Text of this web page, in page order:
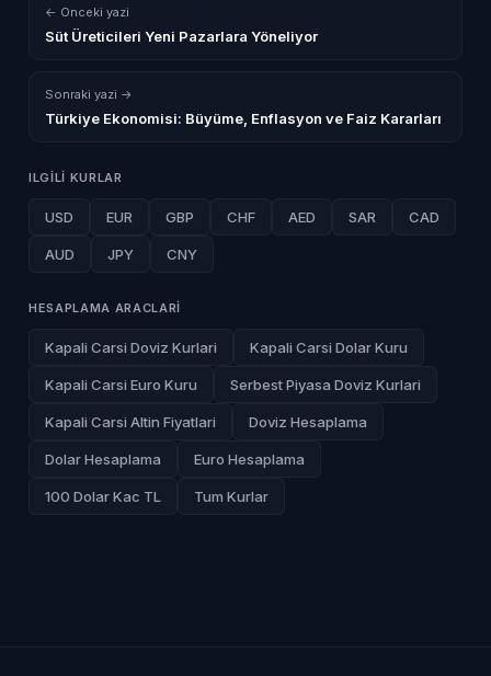
← Onceki yazi
Süt Üreticileri Yeni Pazarlara Yöneliyor
Sonraki yazi →
Türkiye Ekonomisi: Büyüme, Enflasyon ve Faiz Kararları
ILGILI KURLAR
USD EUR GBP CHF AED SAR CAD
AUD JPY CNY
HESAPLAMA ARACLARI
Kapali Carsi Doviz Kurlari Kapali Carsi Dolar Kuru
Kapali Carsi Euro Kuru Serbest Piyasa Doviz Kurlari
Kapali Carsi Altin Fiyatlari Doviz Hesaplama
Dolar Hesaplama Euro Hesaplama
100 Dolar Kac TL Tum Kurlar